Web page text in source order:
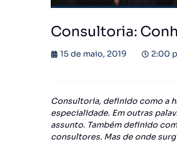
Consultoria:
15 de maio, 2019 2:00
Consultoria, definido como a
especialidade. Em outras
assunto. Também definido
consultores. Mas de onde